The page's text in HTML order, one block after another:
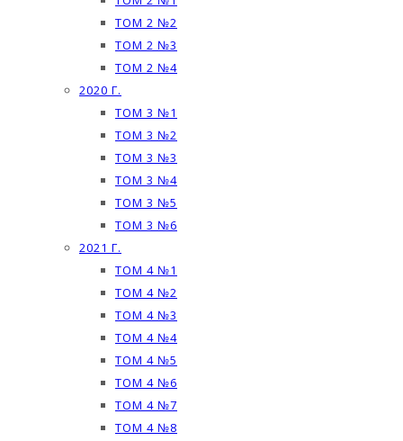
ТОМ 2 №2
ТОМ 2 №3
ТОМ 2 №4
2020 Г.
ТОМ 3 №1
ТОМ 3 №2
ТОМ 3 №3
ТОМ 3 №4
ТОМ 3 №5
ТОМ 3 №6
2021 Г.
ТОМ 4 №1
ТОМ 4 №2
ТОМ 4 №3
ТОМ 4 №4
ТОМ 4 №5
ТОМ 4 №6
ТОМ 4 №7
ТОМ 4 №8